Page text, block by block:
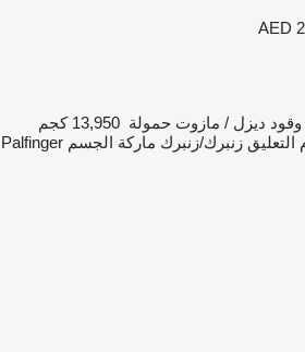
AED
وقود ديزل / مازوت حمولة 13,950 كجم
التعليق زنبرك/زنبرك ماركة الجسم Palfinger